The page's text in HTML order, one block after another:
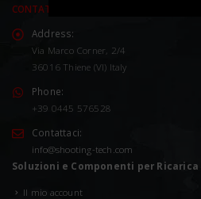
CONTATTACI
Address:
Via Marco Corner, 2/4
36016 Thiene (VI) Italy
Phone:
+39 0445 576528
Contattaci:
info@shooting-tech.com
Soluzioni e Componenti per
Il mio account